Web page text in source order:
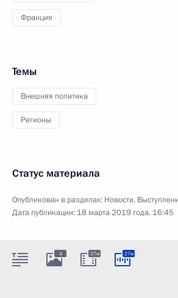
Франция
Темы
Внешняя политика
Регионы
Статус материала
Опубликован в разделах: Новости,
Дата публикации: 18 марта 2019 года, 16:45
4 27м 27м